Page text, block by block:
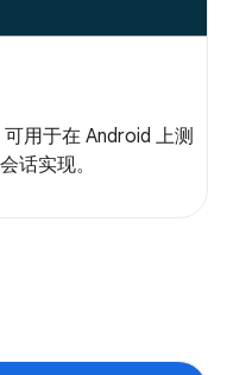
用于在 Android 上测
话实现。